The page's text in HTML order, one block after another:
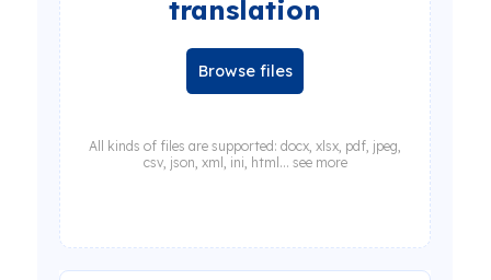
translation
Browse files
All kinds of files are supported: docx, xlsx, pdf, jpeg,
csv, json, xml, ini, html... see more